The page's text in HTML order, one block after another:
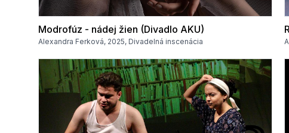
Modrofúz - nádej žien (Divadlo AKU)
Alexandra Ferková, 2025, Divadelná inscenácia